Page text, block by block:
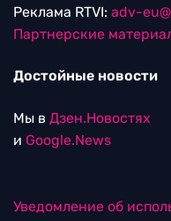
Реклама RTVI: adv-
Партнерские
Достойные новости
Мы в Дзен.Новостях
и Google.News
Уведомление об